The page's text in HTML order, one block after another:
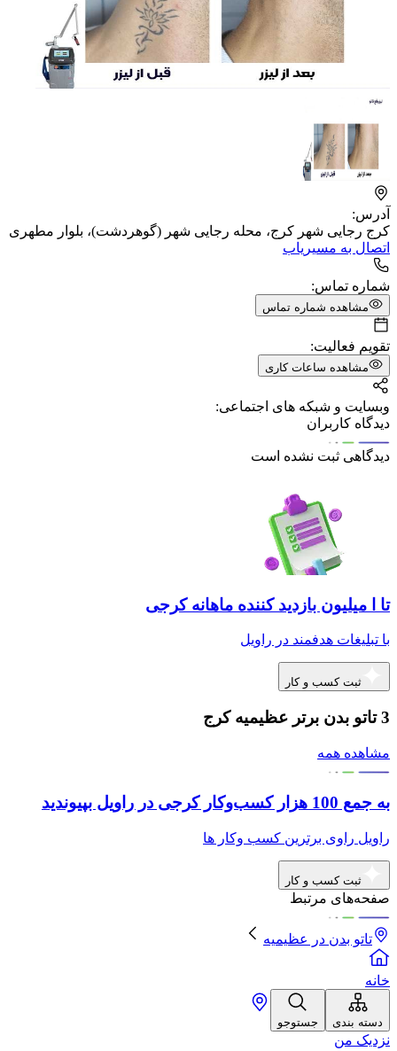
آدرس:
کرج رجایی شهر کرج، محله رجایی شهر (گوهردشت)، بلوار مطهری
اتصال به مسیریاب
شماره تماس:
مشاهده شماره تماس
تقویم فعالیت:
مشاهده ساعات کاری
وبسایت و شبکه های اجتماعی:
دیدگاه کاربران
دیدگاهی ثبت نشده است
تا ا میلیون بازدید کننده ماهانه کرجی
با تبلیغات هدفمند در راویل
ثبت کسب و کار
3 تاتو بدن برتر عظیمیه کرج
مشاهده همه
به جمع 100 هزار کسب‌وکار کرجی در راویل بپیوندید
راویل راوی برترین کسب وکار ها
ثبت کسب و کار
صفحه‌های مرتبط
تاتو بدن در عظیمیه
خانه
دسته بندی جستوجو
نزدیک من